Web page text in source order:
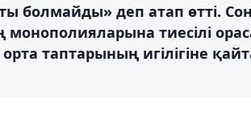
болмайды» деп атап өтті.
монополияларына тиесілі
таптарының игілігіне